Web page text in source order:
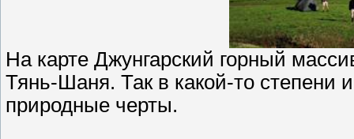
На карте Джунгарский горный
Тянь-Шаня. Так в какой-то степени
природные черты.